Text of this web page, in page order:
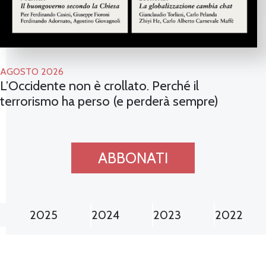
AGOSTO 2026
L’Occidente non è crollato. Perché il
terrorismo ha perso (e perderà sempre)
ABBONATI
2025 2024 2023 2022